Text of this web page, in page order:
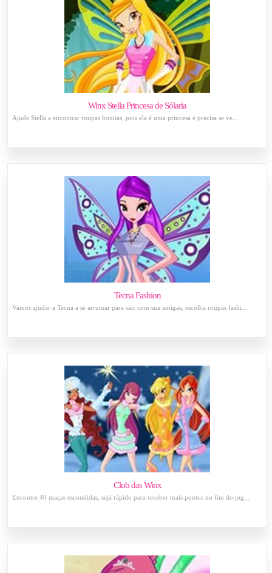
Winx Stella Princesa de Sólaria
Ajude Stella a encontrar roupas bonitas, pois ela é uma princesa e precisa se ve...
Tecna Fashion
Vamos ajudar a Tecna a se arrumar para sair com sua amigas, escolha roupas fashi...
Club das Winx
Encontre 40 maças escondidas, sejá rápido para receber mais pontos no fim do jog...